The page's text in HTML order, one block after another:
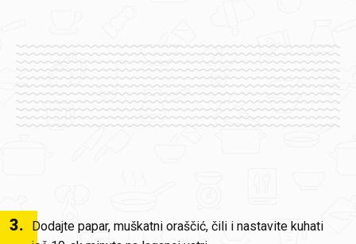
3.
Dodajte papar, muškatni oraščić, čili i nastavite kuhati